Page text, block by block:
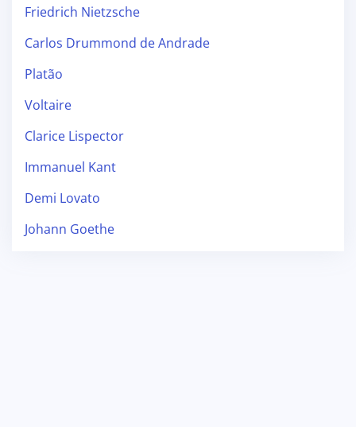
Friedrich Nietzsche
Carlos Drummond de Andrade
Platão
Voltaire
Clarice Lispector
Immanuel Kant
Demi Lovato
Johann Goethe